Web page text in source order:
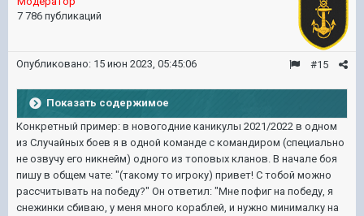
7 786 публикаций
#15
Опубликовано: 15 июн 2023, 05:45:06
Показать содержимое
Конкретный пример: в новогодние каникулы 2021/2022 в одном
из Случайных боев я в одной команде с командиром (специально
не озвучу его никнейм) одного из топовых кланов. В начале боя
пишу в общем чате: "(такому то игроку) привет! С тобой можно
рассчитывать на победу?" Он ответил: "Мне пофиг на победу, я
снежинки сбиваю, у меня много кораблей, и нужно минималку на